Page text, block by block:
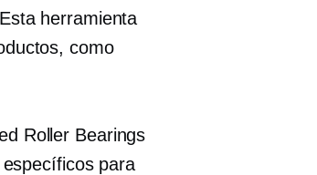
herramienta
como
Roller Bearings
para